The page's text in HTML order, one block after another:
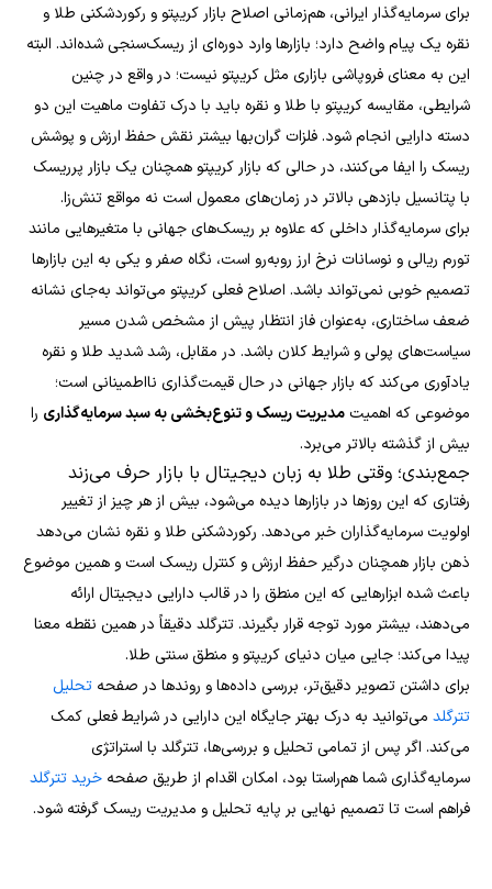
برای سرمایه‌گذار ایرانی، هم‌زمانی اصلاح بازار کریپتو و رکوردشکنی طلا و
نقره یک پیام واضح دارد؛ بازارها وارد دوره‌ای از ریسک‌سنجی شده‌اند. البته
این به معنای فروپاشی بازاری مثل کریپتو نیست؛ در واقع در چنین
شرایطی، مقایسه کریپتو با طلا و نقره باید با درک تفاوت ماهیت این دو
دسته دارایی انجام شود. فلزات گران‌بها بیشتر نقش حفظ ارزش و پوشش
ریسک را ایفا می‌کنند، در حالی که بازار کریپتو همچنان یک بازار پرریسک
با پتانسیل بازدهی بالاتر در زمان‌های معمول است نه مواقع تنش‌زا.
برای سرمایه‌گذار داخلی که علاوه بر ریسک‌های جهانی با متغیرهایی مانند
تورم ریالی و نوسانات نرخ ارز روبه‌رو است، نگاه صفر و یکی به این بازارها
تصمیم خوبی نمی‌تواند باشد. اصلاح فعلی کریپتو می‌تواند به‌جای نشانه
ضعف ساختاری، به‌عنوان فاز انتظار پیش از مشخص شدن مسیر
سیاست‌های پولی و شرایط کلان باشد. در مقابل، رشد شدید طلا و نقره
یادآوری می‌کند که بازار جهانی در حال قیمت‌گذاری نااطمینانی است؛
موضوعی که اهمیت مدیریت ریسک و تنوع‌بخشی به سبد سرمایه‌گذاری را
بیش از گذشته بالاتر می‌برد.
جمع‌بندی؛ وقتی طلا به زبان دیجیتال با بازار حرف می‌زند
رفتاری که این روزها در بازارها دیده می‌شود، بیش از هر چیز از تغییر
اولویت سرمایه‌گذاران خبر می‌دهد. رکوردشکنی طلا و نقره نشان می‌دهد
ذهن بازار همچنان درگیر حفظ ارزش و کنترل ریسک است و همین موضوع
باعث شده ابزارهایی که این منطق را در قالب دارایی دیجیتال ارائه
می‌دهند، بیشتر مورد توجه قرار بگیرند. تترگلد دقیقاً در همین نقطه معنا
پیدا می‌کند؛ جایی میان دنیای کریپتو و منطق سنتی طلا.
برای داشتن تصویر دقیق‌تر، بررسی داده‌ها و روندها در صفحه تحلیل
تترگلد می‌توانید به درک بهتر جایگاه این دارایی در شرایط فعلی کمک
می‌کند. اگر پس از تمامی تحلیل و بررسی‌ها، تترگلد با استراتژی
سرمایه‌گذاری شما هم‌راستا بود، امکان اقدام از طریق صفحه خرید تترگلد
فراهم است تا تصمیم نهایی بر پایه تحلیل و مدیریت ریسک گرفته شود.